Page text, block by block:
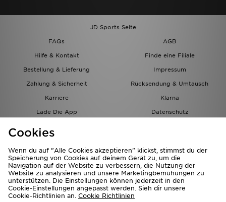
JD Sports Seite
FAQs
AGB
Hilfe & Kontakt
Finde eine Filiale
Bestellung & Lieferung
Impressum
Zahlung & Sicherheit
Rücksendung & Umtausch
Karriere
Klarna
Lade Die App
Datenschutz
Cookies
Wenn du auf "Alle Cookies akzeptieren" klickst, stimmst du der
Speicherung von Cookies auf deinem Gerät zu, um die
Navigation auf der Website zu verbessern, die Nutzung der
Website zu analysieren und unsere Marketingbemühungen zu
unterstützen. Die Einstellungen können jederzeit in den
Cookie-Einstellungen angepasst werden. Sieh dir unsere
Cookie-Richtlinien an. Cookie Richtlinien